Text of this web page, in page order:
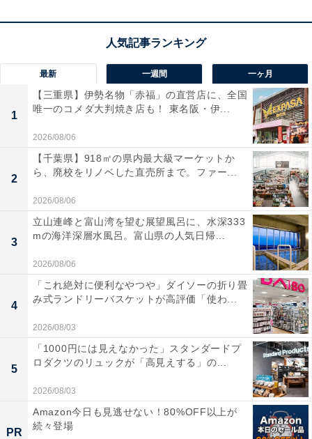
ストッパーを搭載し、揺れる電車内でもピタッと止まっ
てストレスフリー！ 旋回性に優れた双輪キャスターによ
り、荷物が重くても滑らかに移動できます。テラコッタ
の鮮やかなカラーも素敵ですね。
ユーザーからは「ストッパー付きで移動中も安心」「大
容量でとにかく荷物が入る」と好評です。一方で、「サ
イズが大きいので公共交通機関で少し気を使う」という
声も。長期の旅行を快適に楽しみたい人や、荷物が多く
なりがちな人は、購入を検討してみてもよいかもしれま
せん。
最新 一週間 一ヶ月
1
【三重県】伊勢名物「赤福」の直営店に、全国
唯一のコメダ大判焼き店も！ 東名阪・伊...
2026/08/06
2
【千葉県】918㎡の県内最大級マーケットか
ら、廃校をリノベした直売所まで。ファー...
2026/08/06
3
立山連峰と富山湾を望む展望風呂に、水深333
mの海洋深層水風呂。富山県の人気日帰...
2026/08/06
4
「これ絶対に便利なやつや」ダイソーの折り畳
み式ランドリーバスケットが高評価「使わ...
2026/08/03
5
「1000円には見えなかった」スタンダードプ
ロダクツのリュックが「高見えする」の...
2026/08/03
PR
Amazon今日も見逃せない！80%OFF以上が
続々登場